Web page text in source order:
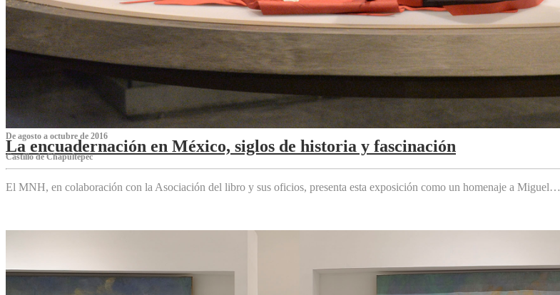
De agosto a octubre de 2016
La encuadernación en México, siglos de historia y fascinación
Castillo de Chapultepec
El MNH, en colaboración con la Asociación del libro y sus oficios, presenta esta exposición como un homenaje a Miguel…